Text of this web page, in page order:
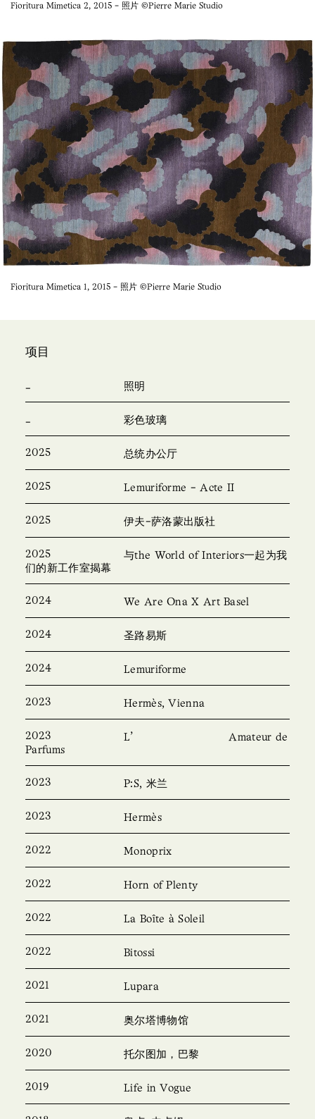
Fioritura Mimetica 2, 2015 - 照片 ©Pierre Marie Studio
Fioritura Mimetica 1, 2015 - 照片 ©Pierre Marie Studio
项目
照明
彩色玻璃
2025 总统办公厅
2025 Lemuriforme - Acte II
2025 伊夫-萨洛蒙出版社
2025
与the World of Interiors一起为我
们的新工作室揭幕
2024 We Are Ona X Art Basel
2024 圣路易斯
2024 Lemuriforme
2023 Hermès, Vienna
2023 L'
Amateur de
Parfums
2023 P:S, 米兰
2023 Hermès
2022 Monoprix
2022 Horn of Plenty
2022 La Boîte à Soleil
2022 Bitossi
2021 Lupara
2021 奥尔塔博物馆
2020 托尔图加，巴黎
2019 Life in Vogue